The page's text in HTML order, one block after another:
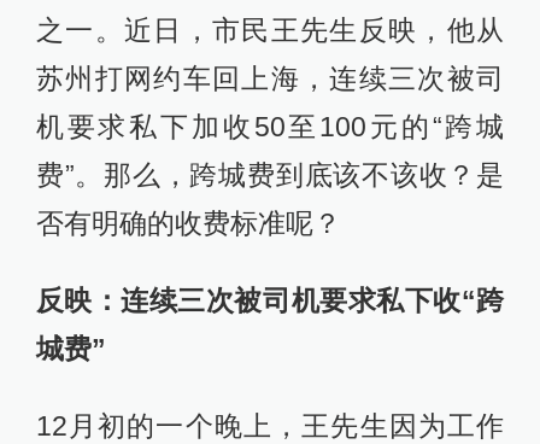
之一。近日，市民王先生反映，他从
苏州打网约车回上海，连续三次被司
机要求私下加收50至100元的“跨城
费”。那么，跨城费到底该不该收？是
否有明确的收费标准呢？
反映：连续三次被司机要求私下收“跨
城费”
12月初的一个晚上，王先生因为工作